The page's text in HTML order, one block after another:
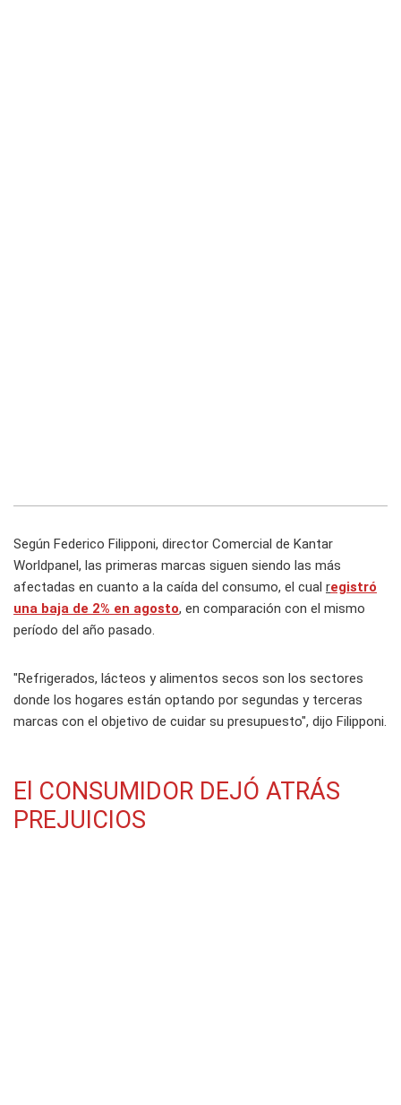
Según Federico Filipponi, director Comercial de Kantar
Worldpanel, las primeras marcas siguen siendo las más
afectadas en cuanto a la caída del consumo, el cual registró
una baja de 2% en agosto, en comparación con el mismo
período del año pasado.
"Refrigerados, lácteos y alimentos secos son los sectores
donde los hogares están optando por segundas y terceras
marcas con el objetivo de cuidar su presupuesto", dijo Filipponi.
El CONSUMIDOR DEJÓ ATRÁS
PREJUICIOS